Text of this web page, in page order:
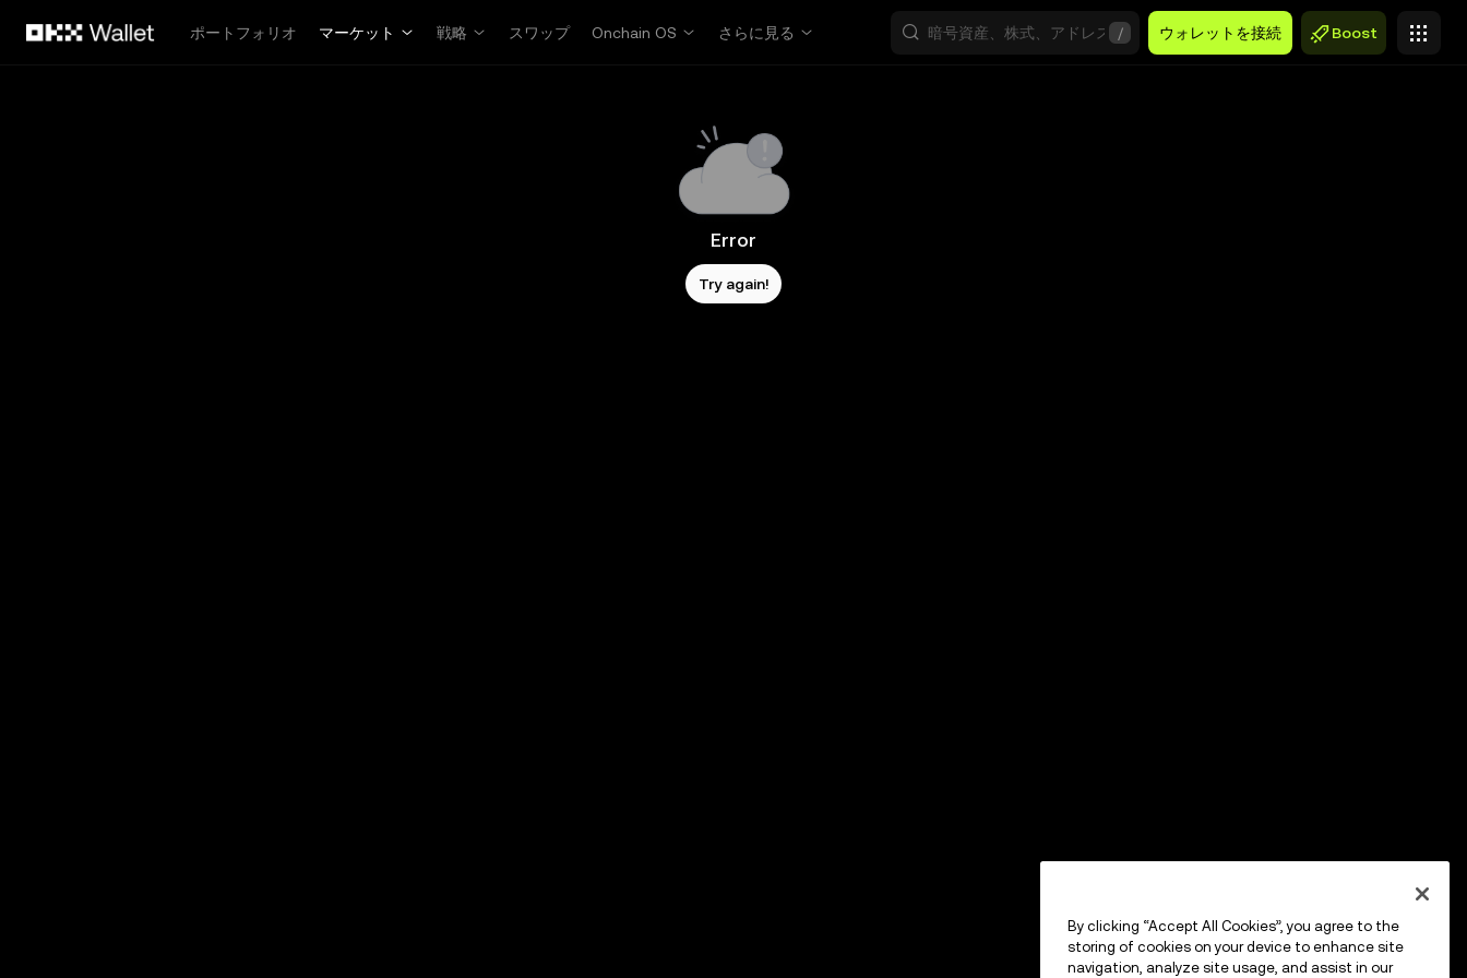
ポートフォリオ
マーケット 戦略 スワップ Onchain OS さらに見る / ウォレットを接続 Boost
Error
Try again!
By clicking “Accept All Cookies”, you agree to the
storing of cookies on your device to enhance site
navigation, analyze site usage, and assist in our